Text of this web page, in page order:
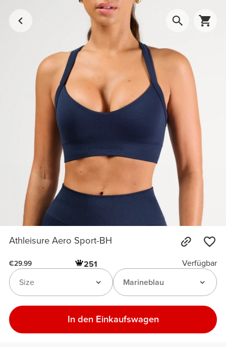
Athleisure Aero Sport-BH
€29.99 251
Verfügbar
Marineblau
Size
In den Einkaufswagen